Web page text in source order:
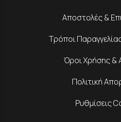
Αποστολές &
Τρόποι
Όροι Χρήσης &
Πολιτική
Ρυθμίσεις